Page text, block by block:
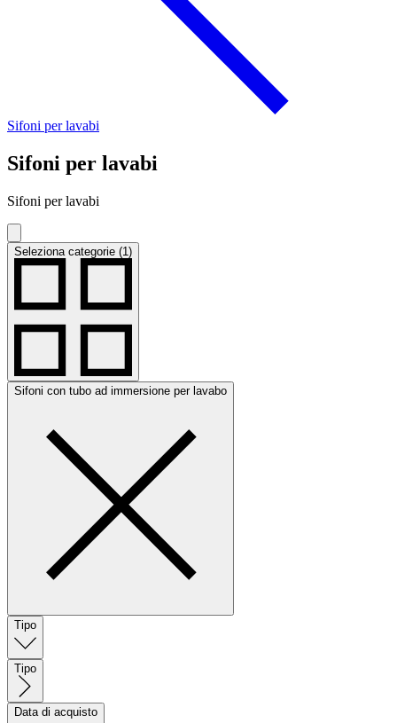
Sifoni per lavabi
Sifoni per lavabi
Sifoni per lavabi
Seleziona categorie (1)
Sifoni con tubo ad immersione per lavabo
Tipo
Tipo
Data di acquisto